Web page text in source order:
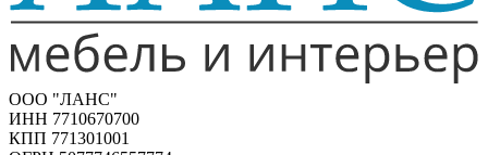
ООО "ЛАНС"
ИНН 7710670700
КПП 771301001